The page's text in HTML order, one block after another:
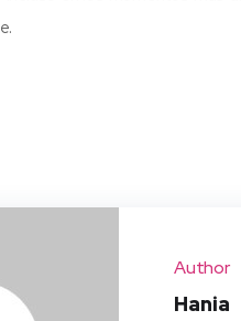
Author
Hania